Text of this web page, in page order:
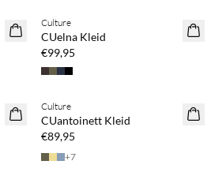
NEUHEITEN
Culture
CUelna Kleid
€99,95
NEUHEITEN
Kaufe mind. 2 & spare 20 %
Culture
CUantoinett Kleid
€89,95
+7